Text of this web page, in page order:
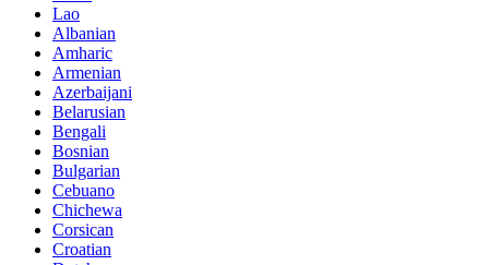
Lao
Albanian
Amharic
Armenian
Azerbaijani
Belarusian
Bengali
Bosnian
Bulgarian
Cebuano
Chichewa
Corsican
Croatian